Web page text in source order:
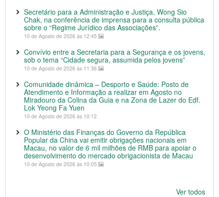
Secretário para a Administração e Justiça, Wong Sio
Chak, na conferência de imprensa para a consulta pública
sobre o “Regime Jurídico das Associações”.
10 de Agosto de 2026 às 12:45
Convívio entre a Secretaria para a Segurança e os jovens,
sob o tema “Cidade segura, assumida pelos jovens”
10 de Agosto de 2026 às 11:36
Comunidade dinâmica – Desporto e Saúde: Posto de
Atendimento e Informação a realizar em Agosto no
Miradouro da Colina da Guia e na Zona de Lazer do Edf.
Lok Yeong Fa Yuen
10 de Agosto de 2026 às 10:12
O Ministério das Finanças do Governo da República
Popular da China vai emitir obrigações nacionais em
Macau, no valor de 6 mil milhões de RMB para apoiar o
desenvolvimento do mercado obrigacionista de Macau
10 de Agosto de 2026 às 10:05
Ver todos